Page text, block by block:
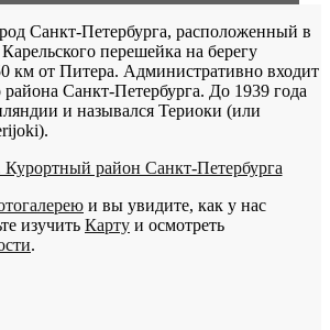
Санкт-Петербурга, расположенный в
перешейка на берегу
км от Питера. Административно входит
района Санкт-Петербурга. До 1939 года
и назывался Териоки (или
и вы увидите, как у нас
изучить Карту и осмотреть
.